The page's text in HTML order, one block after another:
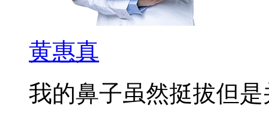
黄惠真
我的鼻子虽然挺拔但